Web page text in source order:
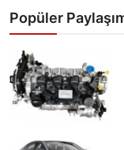
Popüler